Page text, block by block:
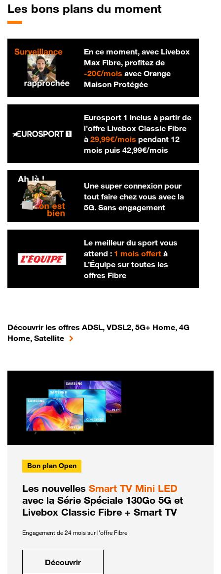
Les bons plans du moment
En ce moment, avec Livebox
Max Fibre, profitez de
-20€/mois20 € par mois
avec Orange
Maison Protégée
Eurosport 1 inclus à partir de
l’offre Livebox Classic Fibre
à 29,99€/mois29,99 € par mois
pendant 12
mois puis 42,99€/mois42,99 € par
Une super connexion pour
tout faire chez vous avec la
5G. Sans engagement
Le meilleur du sport vous
attend : 1 mois offertà
L’Équipe sur toutes les
offres Fibre
Découvrir les offres ADSL, VDSL2, 5G+ Home, 4G
Home, Satellite
Bon plan Open
Les nouvelles Smart TV Mini LED
avec la Série Spéciale 130Go 5G et
Livebox Classic Fibre + Smart TV
Engagement de 24 mois sur l'offre Fibre
Découvrir